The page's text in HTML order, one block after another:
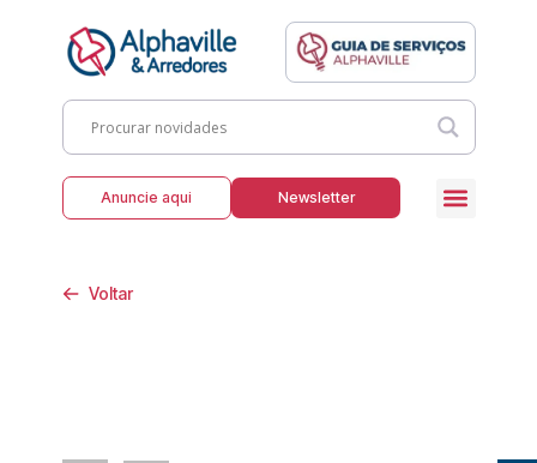
Anuncie aqui Newsletter
Voltar